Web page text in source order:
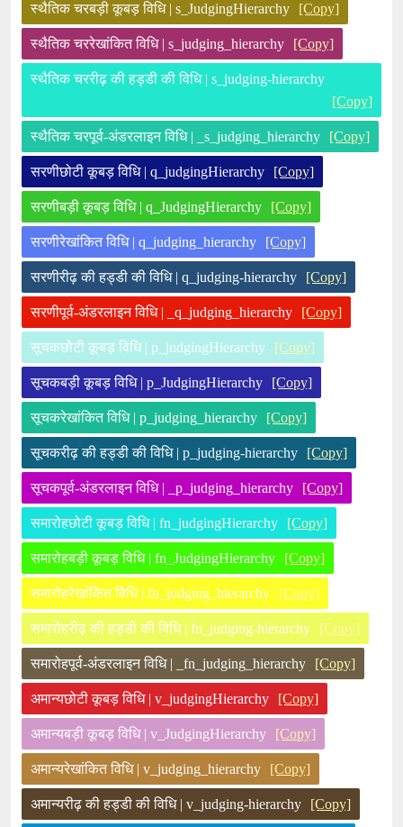
स्थैतिक चरबड़ी कूबड़ विधि | s_JudgingHierarchy [Copy]
स्थैतिक चररेखांकित विधि | s_judging_hierarchy [Copy]
स्थैतिक चररीढ़ की हड्डी की विधि | s_judging-hierarchy
[Copy]
स्थैतिक चरपूर्व-अंडरलाइन विधि | _s_judging_hierarchy [Copy]
सरणीछोटी कूबड़ विधि | q_judgingHierarchy [Copy]
सरणीबड़ी कूबड़ विधि | q_JudgingHierarchy [Copy]
सरणीरेखांकित विधि | q_judging_hierarchy [Copy]
सरणीरीढ़ की हड्डी की विधि | q_judging-hierarchy [Copy]
सरणीपूर्व-अंडरलाइन विधि | _q_judging_hierarchy [Copy]
सूचकछोटी कूबड़ विधि | p_judgingHierarchy [Copy]
सूचकबड़ी कूबड़ विधि | p_JudgingHierarchy [Copy]
सूचकरेखांकित विधि | p_judging_hierarchy [Copy]
सूचकरीढ़ की हड्डी की विधि | p_judging-hierarchy [Copy]
सूचकपूर्व-अंडरलाइन विधि | _p_judging_hierarchy [Copy]
समारोहछोटी कूबड़ विधि | fn_judgingHierarchy [Copy]
समारोहबड़ी कूबड़ विधि | fn_JudgingHierarchy [Copy]
समारोहरेखांकित विधि | fn_judging_hierarchy [Copy]
समारोहरीढ़ की हड्डी की विधि | fn_judging-hierarchy [Copy]
समारोहपूर्व-अंडरलाइन विधि | _fn_judging_hierarchy [Copy]
अमान्यछोटी कूबड़ विधि | v_judgingHierarchy [Copy]
अमान्यबड़ी कूबड़ विधि | v_JudgingHierarchy [Copy]
अमान्यरेखांकित विधि | v_judging_hierarchy [Copy]
अमान्यरीढ़ की हड्डी की विधि | v_judging-hierarchy [Copy]